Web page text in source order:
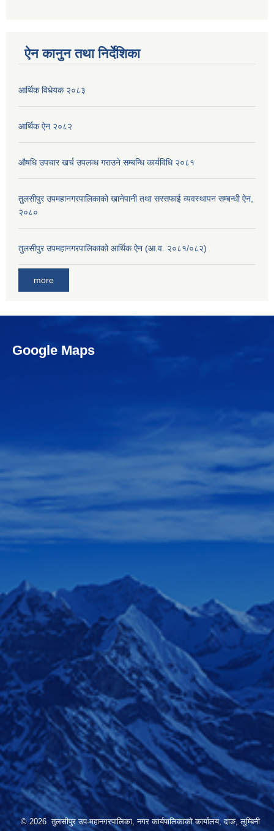
ऐन कानुन तथा निर्देशिका
आर्थिक विधेयक २०८३
आर्थिक ऐन २०८२
औषधि उपचार खर्च उपलव्ध गराउने सम्बन्धि कार्यविधि २०८१
तुलसीपुर उपमहानगरपालिकाको खानेपानी तथा सरसफाई व्यवस्थापन सम्बन्धी ऐन,
२०८०
तुलसीपुर उपमहानगरपालिकाको आर्थिक ऐन (आ.व. २०८१/०८२)
more
Google Maps
© 2026 तुलसीपुर उप-महानगरपालिका, नगर कार्यपालिकाको कार्यालय, दाङ, लुम्बिनी